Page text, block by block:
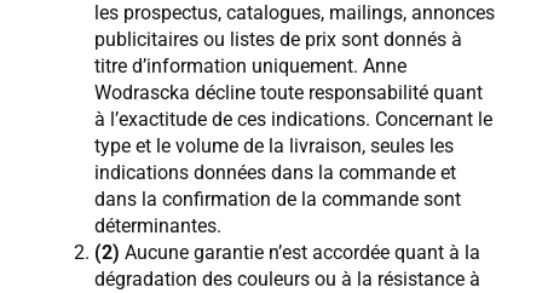
les prospectus, catalogues, mailings, annonces
publicitaires ou listes de prix sont donnés à
titre d’information uniquement. Anne
Wodrascka décline toute responsabilité quant
à l’exactitude de ces indications. Concernant le
type et le volume de la livraison, seules les
indications données dans la commande et
dans la confirmation de la commande sont
déterminantes.
(2) Aucune garantie n’est accordée quant à la
dégradation des couleurs ou à la résistance à